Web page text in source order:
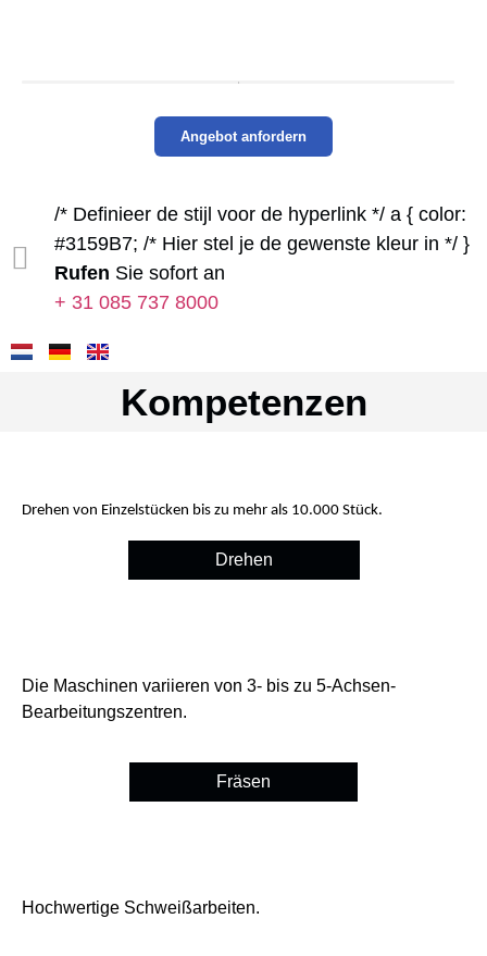
Angebot anfordern
/* Definieer de stijl voor de hyperlink */ a { color:
#3159B7; /* Hier stel je de gewenste kleur in */ }
Rufen Sie sofort an
+ 31 085 737 8000
Kompetenzen
Drehen von Einzelstücken bis zu mehr als 10.000 Stück.
Drehen
Die Maschinen variieren von 3- bis zu 5-Achsen-
Bearbeitungszentren.
Fräsen
Hochwertige Schweißarbeiten.